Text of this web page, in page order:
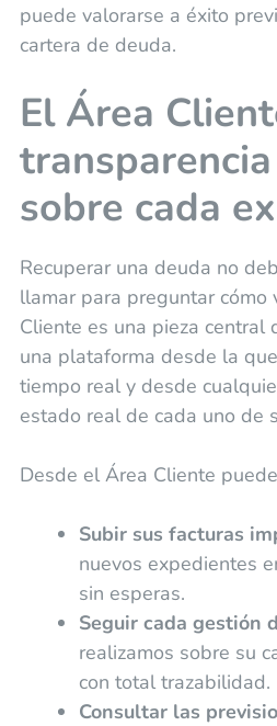
puede valorarse a éxito
cartera de deuda.
El Área
sobre cada
Recuperar una deuda no
llamar para preguntar cómo
Cliente es una pieza central
una plataforma desde la
tiempo real y desde
estado real de cada uno de
Desde el Área Cliente
Subir sus facturas
nuevos expedientes
sin esperas.
Seguir cada gestión
realizamos sobre su
con total trazabilidad.
Consultar las